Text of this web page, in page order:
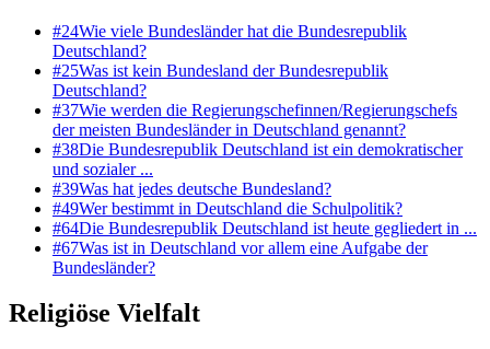
#24Wie viele Bundesländer hat die Bundesrepublik
Deutschland?
#25Was ist kein Bundesland der Bundesrepublik
Deutschland?
#37Wie werden die Regierungschefinnen/Regierungschefs
der meisten Bundesländer in Deutschland genannt?
#38Die Bundesrepublik Deutschland ist ein demokratischer
und sozialer ...
#39Was hat jedes deutsche Bundesland?
#49Wer bestimmt in Deutschland die Schulpolitik?
#64Die Bundesrepublik Deutschland ist heute gegliedert in ...
#67Was ist in Deutschland vor allem eine Aufgabe der
Bundesländer?
Religiöse Vielfalt